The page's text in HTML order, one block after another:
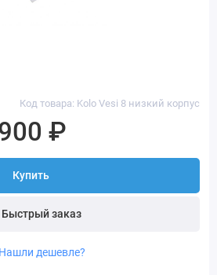
Код товара: Kolo Vesi 8 низкий корпус
₽
Купить
Быстрый заказ
Нашли дешевле?